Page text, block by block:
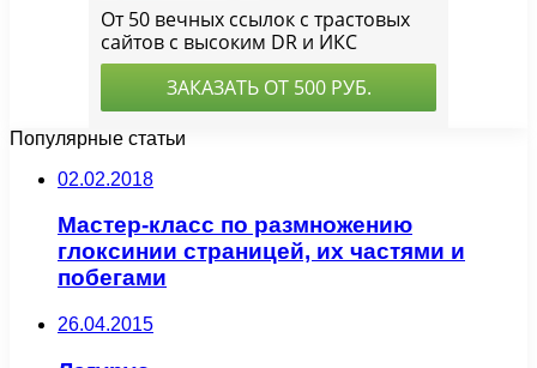
Популярные статьи
02.02.2018
Мастер-класс по размножению
глоксинии страницей, их частями и
побегами
26.04.2015